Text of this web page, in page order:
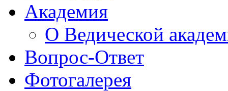
Академия
О Ведической
Вопрос-Ответ
Фотогалерея